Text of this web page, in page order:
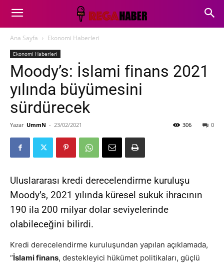
Ana Sayfa Ekonomi Haberleri
Ekonomi Haberleri
Moody’s: İslami finans 2021
yılında büyümesini
sürdürecek
Yazar UmmN - 23/02/2021 0
306
Uluslararası kredi derecelendirme kuruluşu
Moody’s, 2021 yılında küresel sukuk ihracının
190 ila 200 milyar dolar seviyelerinde
olabileceğini bilirdi.
Kredi derecelendirme kuruluşundan yapılan açıklamada,
“İslami finans, destekleyici hükümet politikaları, güçlü